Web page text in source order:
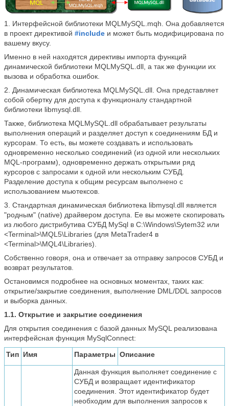
1. Интерфейсной библиотеки MQLMySQL.mqh. Она добавляется
в проект директивой #include и может быть модифицирована по
вашему вкусу.
Именно в ней находятся директивы импорта функций
динамической библиотеки MQLMySQL.dll, а так же функции их
вызова и обработка ошибок.
2. Динамическая библиотека MQLMySQL.dll. Она представляет
собой обертку для доступа к функционалу стандартной
библиотеки libmysql.dll.
Также, библиотека MQLMySQL.dll обрабатывает результаты
выполнения операций и разделяет доступ к соединениям БД и
курсорам. То есть, вы можете создавать и использовать
одновременно несколько соединений (из одной или нескольких
MQL-программ), одновременно держать открытыми ряд
курсоров с запросами к одной или нескольким СУБД.
Разделение доступа к общим ресурсам выполнено с
использованием мьютексов.
3. Стандартная динамическая библиотека libmysql.dll является
"родным" (native) драйвером доступа. Ее вы можете скопировать
из любого дистрибутива СУБД MySql в C:\Windows\Sytem32 или
<Terminal>\MQL5\Libraries (для MetaTrader4 в
<Terminal>\MQL4\Libraries).
Собственно говоря, она и отвечает за отправку запросов СУБД и
возврат результатов.
Остановимся подробнее на основных моментах, таких как:
открытие/закрытие соединения, выполнение DML/DDL запросов
и выборка данных.
1.1. Открытие и закрытие соединения
Для открытия соединения с базой данных MySQL реализована
интерфейсная функция MySqlConnect:
Тип Имя Параметры Описание
Данная функция выполняет соединение с
СУБД и возвращает идентификатор
соединения. Этот идентификатор будет
необходим для выполнения запросов к